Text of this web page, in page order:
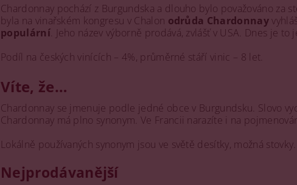
Chardonnay pochází z Burgundska a dlouho bylo považováno za
byla na vinařském kongresu v Chalon odrůda Chardonnay
populární. Jeho název výborně prodává, zvlášť v USA. Dnes je
Podíl na českých vinících – 4%, průměrné stáří vinic – 8 let.
Víte, že…
Chardonnay se jmenuje podle jedné obce v Burgundsku. Slovo
Chardonnay má plno synonym. Ve Francii narazíte i na
Lokálně používaných synonym jsou ve světě desítky, možná stovky.
Nejprodávanější